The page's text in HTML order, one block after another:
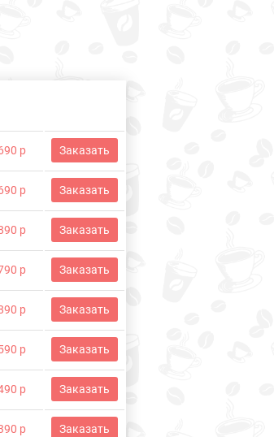
р Заказать
р Заказать
р Заказать
р Заказать
р Заказать
р Заказать
р Заказать
р Заказать